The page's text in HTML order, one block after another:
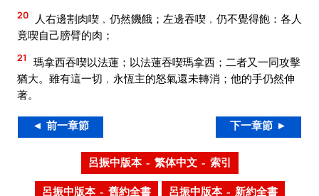
20
人右邊割肉喫﹐仍然饑餓；左邊吞喫﹐仍不覺得飽：各人
竟喫自己膀臂的肉；
21
瑪拿西吞喫以法蓮；以法蓮吞喫瑪拿西；二者又一同攻擊
猶大。雖有這一切﹐永恆主的怒氣還未轉消；他的手仍然伸
著。
◄ 前一章節 下一章節 ►
呂振中版本 – 繁体中文 – 索引
呂振中版本 – 舊約全書 呂振中版本 – 新約全書